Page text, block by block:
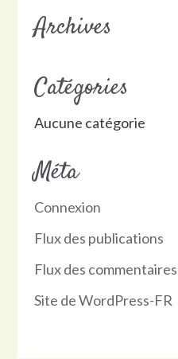
Archives
Catégories
Aucune catégorie
Méta
Connexion
Flux des publications
Flux des commentaires
Site de WordPress-FR